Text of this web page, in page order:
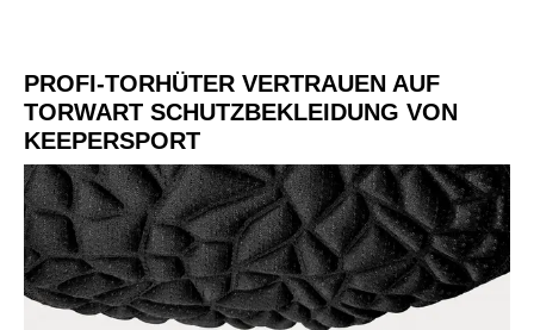
PROFI-TORHÜTER VERTRAUEN AUF
TORWART SCHUTZBEKLEIDUNG VON
KEEPERSPORT